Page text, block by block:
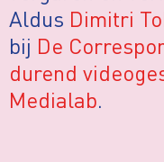
Aldus Dimitri
bij De
durend
Medialab.